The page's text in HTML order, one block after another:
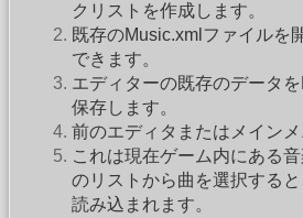
クリストを作成します。
既存のMusic.xmlファイルを
できます。
エディターの既存のデータ
保存します。
前のエディタまたはメインメ
これは現在ゲーム内にある
のリストから曲を選択する
読み込まれます。